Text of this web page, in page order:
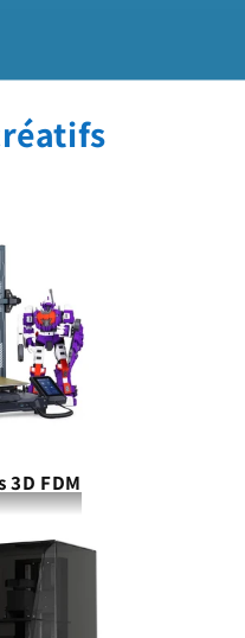
FDM